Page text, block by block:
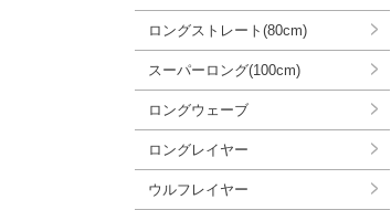
ロングストレート(80cm)
スーパーロング(100cm)
ロングウェーブ
ロングレイヤー
ウルフレイヤー